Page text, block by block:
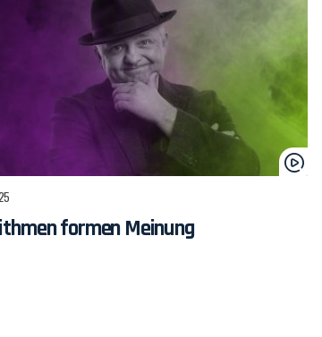
formen Meinung